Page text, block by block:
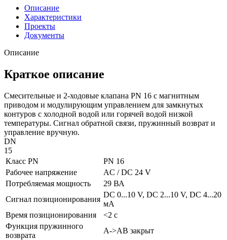
Описание
Характеристики
Проекты
Документы
Описание
Краткое описание
Смесительные и 2-ходовые клапана PN 16 с магнитным
приводом и модулирующим управлением для замкнутых
контуров с холодной водой или горячей водой низкой
температуры. Сигнал обратной связи, пружинный возврат и
управление вручную.
DN
15
Класс PN
PN 16
Рабочее напряжение
AC / DC 24 V
Потребляемая мощность
29 ВА
Сигнал позиционирования
DC 0...10 V, DC 2...10 V, DC 4...20
мA
Время позиционирования
<2 с
Функция пружинного
возврата
A->AB закрыт